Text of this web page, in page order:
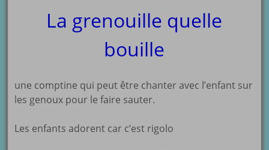
La grenouille quelle
bouille
une comptine qui peut être chanter avec l’enfant sur
les genoux pour le faire sauter.
Les enfants adorent car c’est rigolo